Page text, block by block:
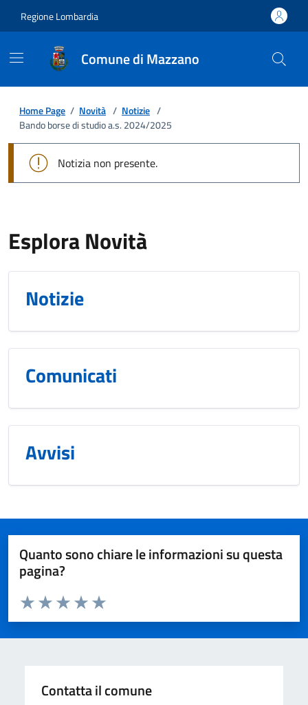
Regione Lombardia
Comune di Mazzano
Home Page / Novità / Notizie /
Bando borse di studio a.s. 2024/2025
Notizia non presente.
Esplora Novità
Notizie
Comunicati
Avvisi
Quanto sono chiare le informazioni su questa
pagina?
Valuta da 1 a 5 stelle la pagina
Valuta 5 stelle su 5
Valuta 4 stelle su 5
Valuta 3 stelle su 5
Valuta 2 stelle su 5
Valuta 1 stelle su 5
Contatta il comune